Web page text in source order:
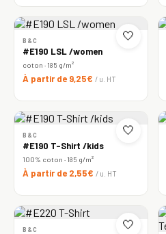
🤍
B&C
#E190 LSL /women
coton · 185 g/m²
À partir de 9,25€ / u. HT
🤍
B&C
#E190 T-Shirt /kids
100% coton · 185 g/m²
À partir de 2,55€ / u. HT
🤍
B&C